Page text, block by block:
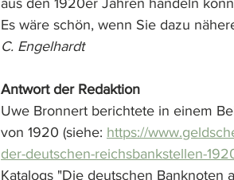
aus den 1920er Jahren handeln
Es wäre schön, wenn Sie dazu
C. Engelhardt
Antwort der Redaktion
Uwe Bronnert berichtete in einem
von 1920 (siehe: https://
der-deutschen-reichsbankstellen-
Katalogs "Die deutschen Banknoten